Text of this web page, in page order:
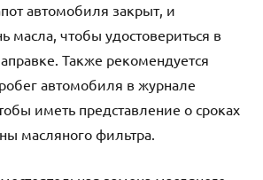
автомобиля закрыт, и
масла, чтобы удостовериться в
Также рекомендуется
автомобиля в журнале
иметь представление о сроках
масляного фильтра.